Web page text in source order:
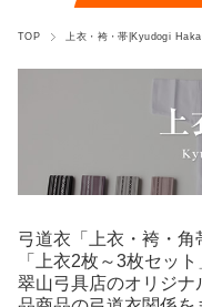
TOP 上衣・袴・帯|Kyudogi
弓道衣「上衣・袴・
「上衣2枚～3枚セッ
翠山弓具店のオリジ